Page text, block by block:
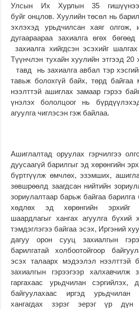
Улсын Их Хурлын 35
буйг онцлов. Хуулийн төсөл нь
эхлэхэд урьдчилсан хаяг олгож,
дугаараараа захиалга өгөх
захиалга хийгдсэн эсэхийг
Түүнчлэн тухайн хуулийн этгээд 20
тавд нь захиалга авбал тэр
тавьж болохгүй байх, төрд байгаа
нээлттэй ашиглах замаар гэрээ
үнэлэх бололцоог нь
агуулга чиглэсэн гэж байлаа.
Ашиглалтад оруулах гэрчилгээ
дуусаагүй барилгыг эд хөрөнгийн
бүртгүүлж өмчлөх, эзэмших,
зөвшрөөлд заагдсан нийтийн
зориулалтаар барьж байгаа
хөдлөх эд хөрөнгийн эрхийг
шаардлагыг хангах агуулга бүхий
тэмдэглэгээ байгаа эсэх, Иргэний
дагуу орон сууц захиалгын
барилгатай холбоотойгоор
эсэх талаарх мэдээлэл нээлттэй
захиалгын гэрээгээр халхавчилж
гаргахаас урьдчилан сэргийлэх,
байгуулахаас иргэд
хангагдах зэрэг эерэг үр